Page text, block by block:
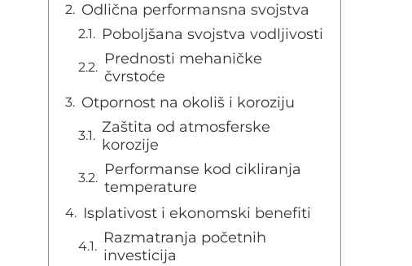
Odlična performansna svojstva
Poboljšana svojstva vodljivosti
Prednosti mehaničke
čvrstoće
Otpornost na okoliš i koroziju
Zaštita od atmosferske
korozije
Performanse kod cikliranja
temperature
Isplativost i ekonomski benefiti
Razmatranja početnih
investicija